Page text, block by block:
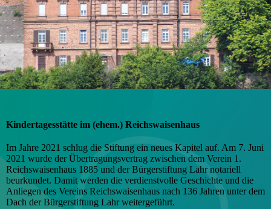
Kindertagesstätte im (ehem.) Reichswaisenhaus
Im Jahre 2021 schlug die Stiftung ein neues Kapitel auf. Am 7. Juni
2021 wurde der Übertragungsvertrag zwischen dem Verein 1.
Reichswaisenhaus 1885 und der Bürgerstiftung Lahr notariell
beurkundet. Damit werden die verdienstvolle Geschichte und die
Anliegen des Vereins Reichswaisenhaus nach 136 Jahren unter dem
Dach der Bürgerstiftung Lahr weitergeführt.